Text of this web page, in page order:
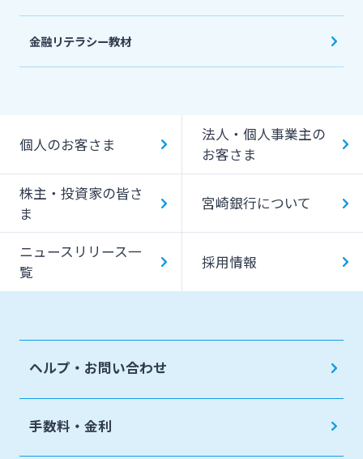
金融リテラシー教材
個人のお客さま
法人・個人事業主の
お客さま
株主・投資家の皆さ
ま
宮崎銀行について
ニュースリリース一
覧
採用情報
ヘルプ・お問い合わせ
手数料・金利